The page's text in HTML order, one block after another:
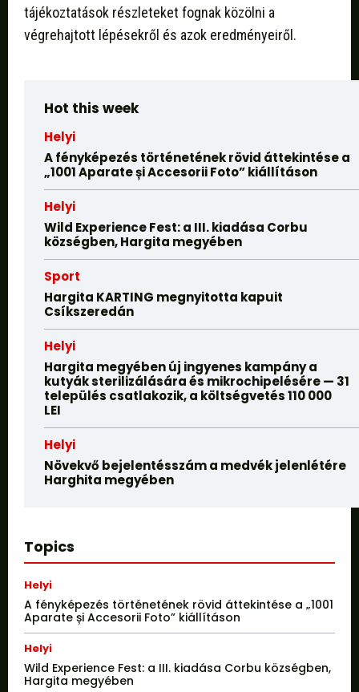
tájékoztatások részleteket fognak közölni a
végrehajtott lépésekről és azok eredményeiről.
Hot this week
Helyi
A fényképezés történetének rövid áttekintése a
„1001 Aparate și Accesorii Foto” kiállításon
Helyi
Wild Experience Fest: a III. kiadása Corbu
községben, Hargita megyében
Sport
Hargita KARTING megnyitotta kapuit
Csíkszeredán
Helyi
Hargita megyében új ingyenes kampány a
kutyák sterilizálására és mikrochipelésére — 31
település csatlakozik, a költségvetés 110 000
LEI
Helyi
Növekvő bejelentésszám a medvék jelenlétére
Harghita megyében
Topics
Helyi
A fényképezés történetének rövid áttekintése a „1001
Aparate și Accesorii Foto” kiállításon
Helyi
Wild Experience Fest: a III. kiadása Corbu községben,
Hargita megyében